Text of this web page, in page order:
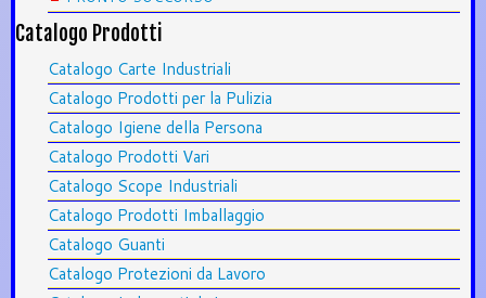
Catalogo Prodotti
Catalogo Carte Industriali
Catalogo Prodotti per la Pulizia
Catalogo Igiene della Persona
Catalogo Prodotti Vari
Catalogo Scope Industriali
Catalogo Prodotti Imballaggio
Catalogo Guanti
Catalogo Protezioni da Lavoro